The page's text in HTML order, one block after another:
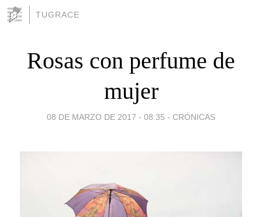
TUGRACE
Rosas con perfume de
mujer
08 DE MARZO DE 2017 - 08:35 - CRÓNICAS